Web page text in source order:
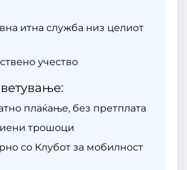
итна служба низ целиот
учество
плаќање, без претплата
трошоци
со Клубот за мобилност